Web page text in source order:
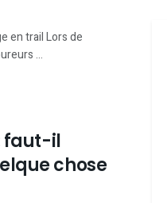
en trail Lors de
...
faut-il
chose